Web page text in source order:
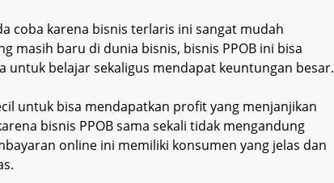
coba karena bisnis terlaris ini sangat mudah
masih baru di dunia bisnis, bisnis PPOB ini bisa
untuk belajar sekaligus mendapat keuntungan besar.
untuk bisa mendapatkan profit yang menjanjikan
bisnis PPOB sama sekali tidak mengandung
online ini memiliki konsumen yang jelas dan